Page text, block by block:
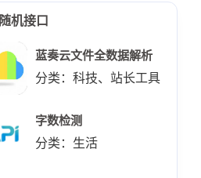
随机接口
蓝奏云文件全数据解析
分类：科技、站长工具
字数检测
分类：生活